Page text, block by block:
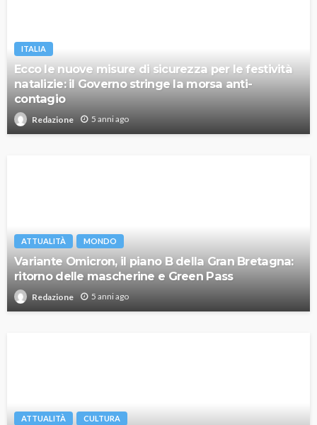
ITALIA
Ecco le nuove misure di sicurezza per le festività
natalizie: il Governo stringe la morsa anti-
contagio
Redazione 5 anni ago
ATTUALITÀ MONDO
Variante Omicron, il piano B della Gran Bretagna:
ritorno delle mascherine e Green Pass
Redazione 5 anni ago
ATTUALITÀ CULTURA